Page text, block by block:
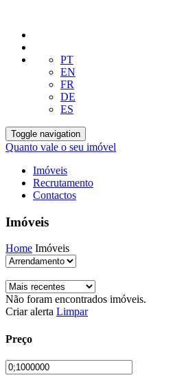
PT
EN
FR
DE
ES
Toggle navigation
Quanto vale o seu imóvel
Imóveis
Recrutamento
Contactos
Imóveis
Home Imóveis
Não foram encontrados imóveis.
Criar alerta Limpar
Preço